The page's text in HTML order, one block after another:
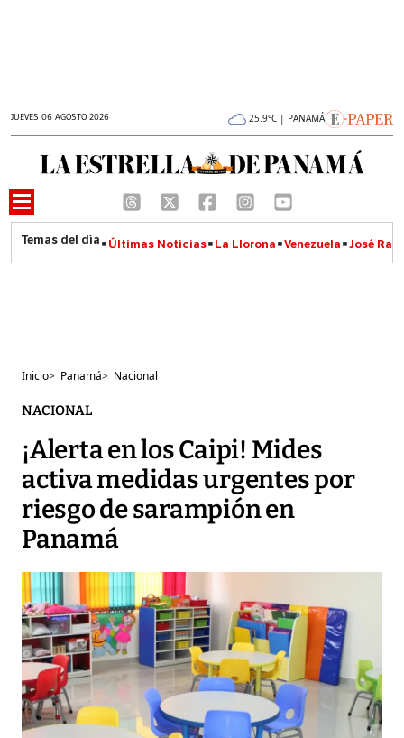
JUEVES 06 AGOSTO 2026 25.9°C | PANAMÁ
Últimas Noticias La Llorona Venezuela José
Inicio> Panamá> Nacional
NACIONAL
¡Alerta en los Caipi! Mides
activa medidas urgentes por
riesgo de sarampión en
Panamá